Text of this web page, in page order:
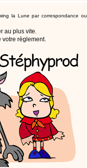
la Lune par correspondance ou
au plus vite.
votre règlement.